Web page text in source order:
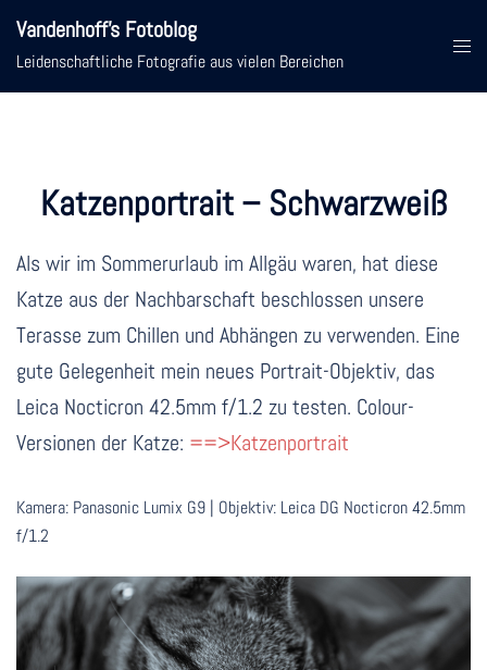
Inhalt
springen
Vandenhoff's Fotoblog
Leidenschaftliche Fotografie aus vielen Bereichen
Menü
Katzenportrait – Schwarzweiß
Als wir im Sommerurlaub im Allgäu waren, hat diese
Katze aus der Nachbarschaft beschlossen unsere
Terasse zum Chillen und Abhängen zu verwenden. Eine
gute Gelegenheit mein neues Portrait-Objektiv, das
Leica Nocticron 42.5mm f/1.2 zu testen. Colour-
Versionen der Katze: ==>Katzenportrait
Kamera: Panasonic Lumix G9 | Objektiv: Leica DG Nocticron 42.5mm
f/1.2